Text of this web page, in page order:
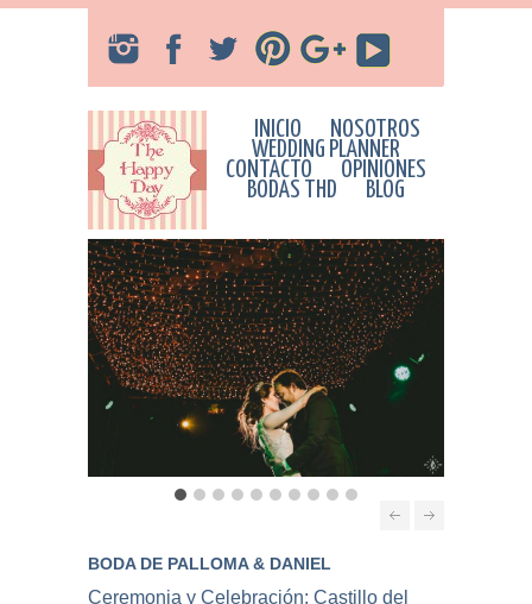
INICIO
NOSOTROS
WEDDING PLANNER
CONTACTO
OPINIONES
BODAS THD
BLOG
BODA DE PALLOMA & DANIEL
Ceremonia y Celebración: Castillo del